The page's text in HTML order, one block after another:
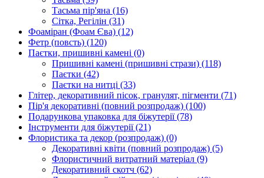
Тасьма пір'яна (16)
Сітка, Регілін (31)
Фоаміран (Фоам Єва) (12)
Фетр (повсть) (120)
Паєтки, пришивні камені (0)
Пришивні камені (пришивні стрази) (118)
Паєтки (42)
Паєтки на нитці (33)
Глітер, декоративний пісок, гранулят, пігменти (71)
Пір'я декоративні (повний розпродаж) (100)
Подарункова упаковка для біжутерії(78)
Інструменти для біжутерії(21)
Флористика та декор (розпродаж) (0)
Декоративні квіти (повний розпродаж) (5)
Флористичний витратний матеріал (9)
Декоративний скотч (62)